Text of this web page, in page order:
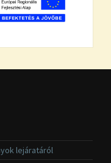
lejáratáról